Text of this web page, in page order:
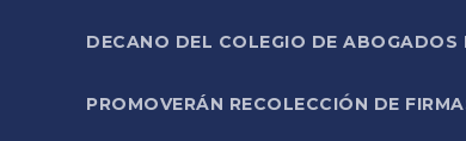
DECANO DEL COLEGIO DE ABOGADOS
PROMOVERÁN RECOLECCIÓN DE